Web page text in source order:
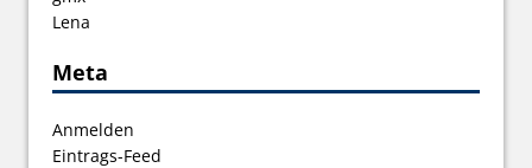
Lena
Meta
Anmelden
Eintrags-Feed